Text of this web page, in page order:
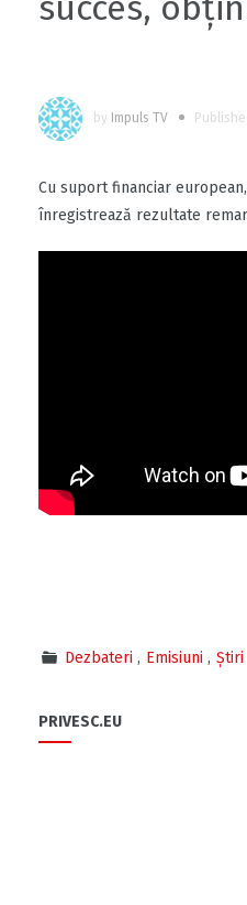
afacerea
0
by Impuls TV
Cu suport financiar
înregistrează rezultate
Dezbateri Emisiuni Știri
PRIVESC.EU